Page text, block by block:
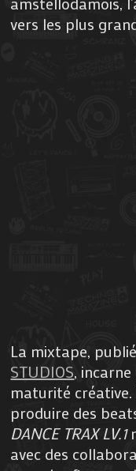
vers les plus
La mixtape,
STUDIOS,
maturité créative.
produire des
DANCE TRAX LV.1
avec des